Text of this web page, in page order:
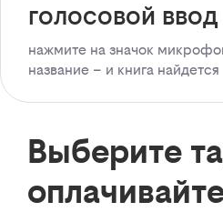
голосовой
нажмите на значок
название – и книга найдется
Выберите